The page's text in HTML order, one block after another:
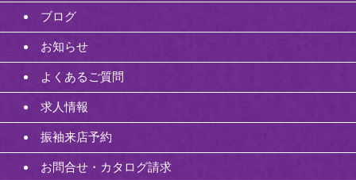
ブログ
お知らせ
よくあるご質問
求人情報
振袖来店予約
お問合せ・カタログ請求